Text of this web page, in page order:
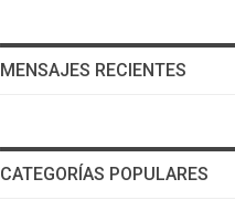
MENSAJES RECIENTES
CATEGORÍAS POPULARES